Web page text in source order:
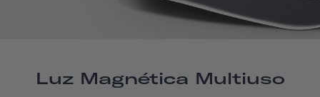
Luz Magnética Multiuso